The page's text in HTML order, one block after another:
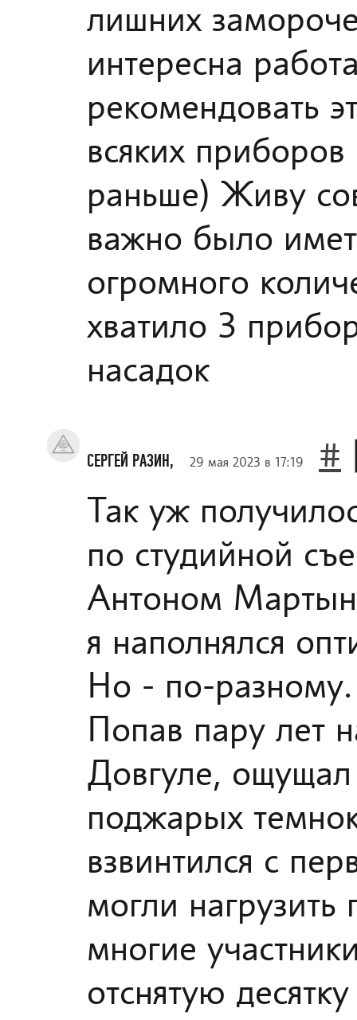
лишних
интересна
рекомендовать
всяких
раньше) Живу
важно было
огромного
хватило 3
насадок
СЕРГЕЙ РАЗИН, 29 мая 2023 в 17:19 #
Так уж
по студийной
Антоном
я наполнялся
Но - по-разному.
Попав пару лет
Довгуле,
поджарых
взвинтился с
могли
многие
отснятую